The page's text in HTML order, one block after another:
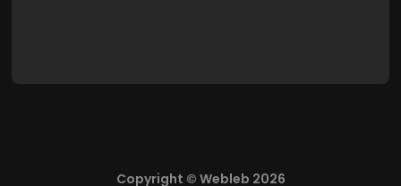
Copyright © Webleb 2026